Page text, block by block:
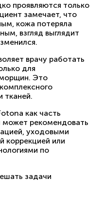
проявляются только
замечает, что
кожа потеряла
взгляд выглядит
врачу работать
для
морщин. Это
тканей.
как часть
может рекомендовать
уходовыми
коррекцией или
по
задачи